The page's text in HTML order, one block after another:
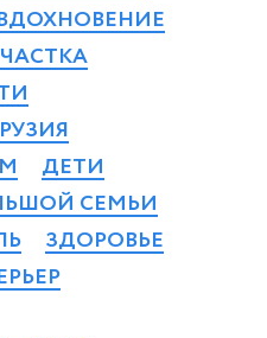
ДЕТИ
СЕМЬИ
ЗДОРОВЬЕ